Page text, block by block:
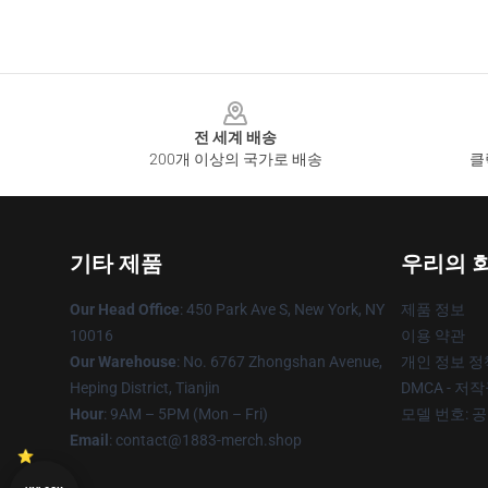
전 세계 배송
200개 이상의 국가로 배송
기타 제품
Our Head Office: 450 Park Ave S, New York, NY
10016
Our Warehouse: No. 6767 Zhongshan Avenue,
Heping District, Tianjin
Hour: 9AM – 5PM (Mon – Fri)
Email : contact@1883-merch.shop
우리의
제품 정보
이용 약관
개인 정보 정
DMCA - 저
모델 번호: